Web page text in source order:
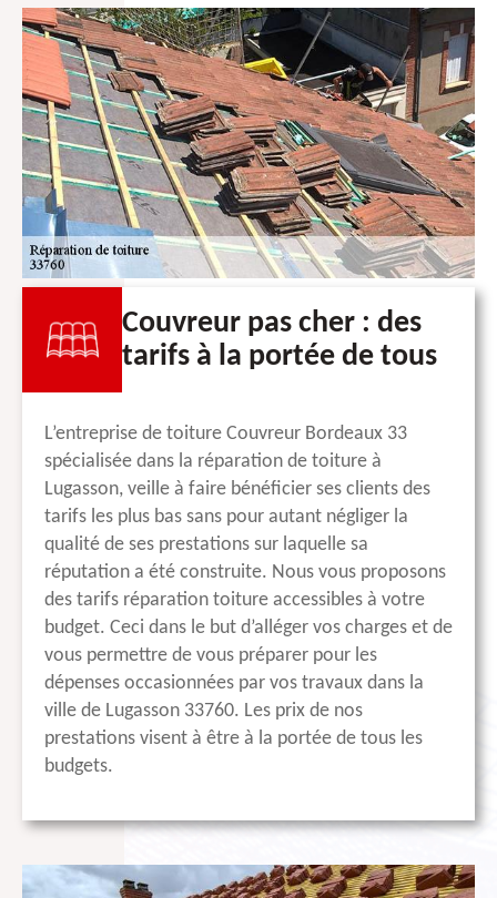
Couvreur pas cher : des
tarifs à la portée de tous
L’entreprise de toiture Couvreur Bordeaux 33
spécialisée dans la réparation de toiture à
Lugasson, veille à faire bénéficier ses clients des
tarifs les plus bas sans pour autant négliger la
qualité de ses prestations sur laquelle sa
réputation a été construite. Nous vous proposons
des tarifs réparation toiture accessibles à votre
budget. Ceci dans le but d’alléger vos charges et de
vous permettre de vous préparer pour les
dépenses occasionnées par vos travaux dans la
ville de Lugasson 33760. Les prix de nos
prestations visent à être à la portée de tous les
budgets.